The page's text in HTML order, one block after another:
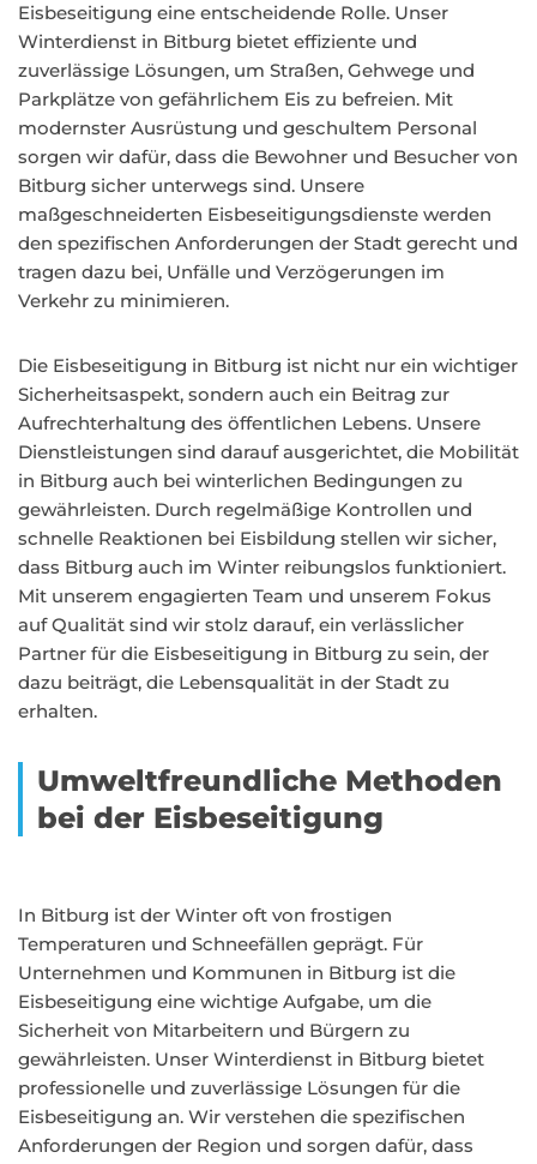
Eisbeseitigung eine entscheidende Rolle. Unser
Winterdienst in Bitburg bietet effiziente und
zuverlässige Lösungen, um Straßen, Gehwege und
Parkplätze von gefährlichem Eis zu befreien. Mit
modernster Ausrüstung und geschultem Personal
sorgen wir dafür, dass die Bewohner und Besucher von
Bitburg sicher unterwegs sind. Unsere
maßgeschneiderten Eisbeseitigungsdienste werden
den spezifischen Anforderungen der Stadt gerecht und
tragen dazu bei, Unfälle und Verzögerungen im
Verkehr zu minimieren.
Die Eisbeseitigung in Bitburg ist nicht nur ein wichtiger
Sicherheitsaspekt, sondern auch ein Beitrag zur
Aufrechterhaltung des öffentlichen Lebens. Unsere
Dienstleistungen sind darauf ausgerichtet, die Mobilität
in Bitburg auch bei winterlichen Bedingungen zu
gewährleisten. Durch regelmäßige Kontrollen und
schnelle Reaktionen bei Eisbildung stellen wir sicher,
dass Bitburg auch im Winter reibungslos funktioniert.
Mit unserem engagierten Team und unserem Fokus
auf Qualität sind wir stolz darauf, ein verlässlicher
Partner für die Eisbeseitigung in Bitburg zu sein, der
dazu beiträgt, die Lebensqualität in der Stadt zu
erhalten.
Umweltfreundliche Methoden
bei der Eisbeseitigung
In Bitburg ist der Winter oft von frostigen
Temperaturen und Schneefällen geprägt. Für
Unternehmen und Kommunen in Bitburg ist die
Eisbeseitigung eine wichtige Aufgabe, um die
Sicherheit von Mitarbeitern und Bürgern zu
gewährleisten. Unser Winterdienst in Bitburg bietet
professionelle und zuverlässige Lösungen für die
Eisbeseitigung an. Wir verstehen die spezifischen
Anforderungen der Region und sorgen dafür, dass